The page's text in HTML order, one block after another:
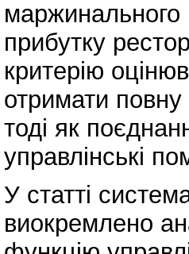
маржинального
прибутку
критерію
отримати повну
тоді як
управлінські
У статті
виокремлено